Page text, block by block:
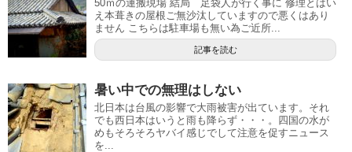
50ｍの運搬現場 結局 足袋人が行く事に 修理とはい
え本葺きの屋根ご無沙汰していますので悪くはあり
ません こちらは駐車場も無い為ご近所...
記事を読む
暑い中での無理はしない
北日本は台風の影響で大雨被害が出ています。それ
でも西日本はいうと雨も降らず・・・。四国の水が
めもそろそろヤバイ感じでして注意を促すニュース
を...